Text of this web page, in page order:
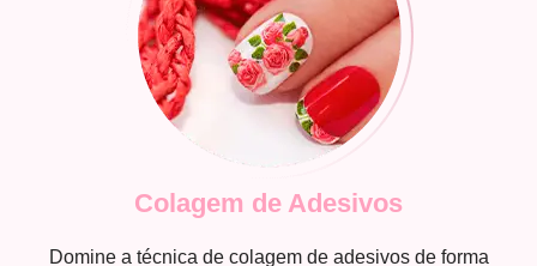
Colagem de Adesivos
Domine a técnica de colagem de adesivos de forma